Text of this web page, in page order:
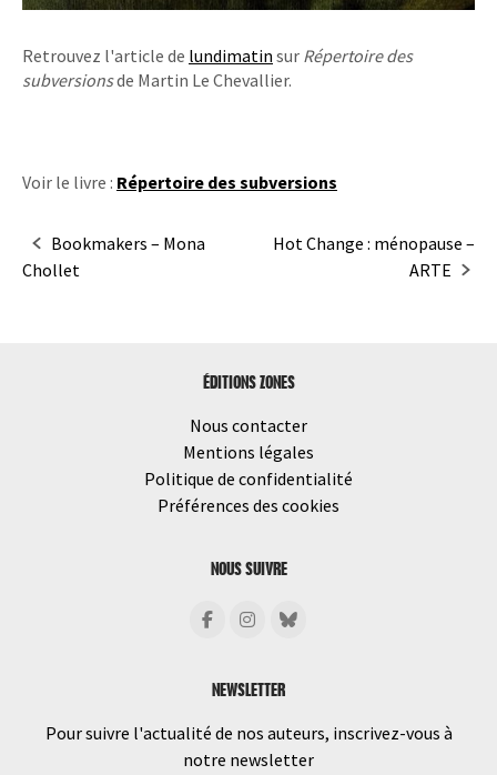
Retrouvez l'article de lundimatin sur Répertoire des
subversionsde Martin Le Chevallier.
Voir le livre : Répertoire des subversions
Navigation
Bookmakers – Mona
Chollet
Hot Change : ménopause –
ARTE
ÉDITIONS ZONES
Nous contacter
Mentions légales
Politique de confidentialité
Préférences des cookies
NOUS SUIVRE
NEWSLETTER
Pour suivre l'actualité de nos auteurs, inscrivez-vous à
notre newsletter